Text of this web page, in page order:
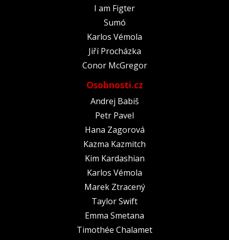
I am Figter
Sumó
Karlos Vémola
Jiří Procházka
Conor McGregor
Osobnosti.cz
Andrej Babiš
Petr Pavel
Hana Zagorová
Kazma Kazmitch
Kim Kardashian
Karlos Vémola
Marek Ztracený
Taylor Swift
Emma Smetana
Timothée Chalamet